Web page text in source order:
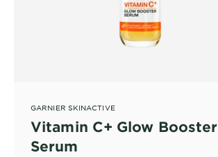
GARNIER SKINACTIVE
Vitamin C+ Glow Booster
Serum